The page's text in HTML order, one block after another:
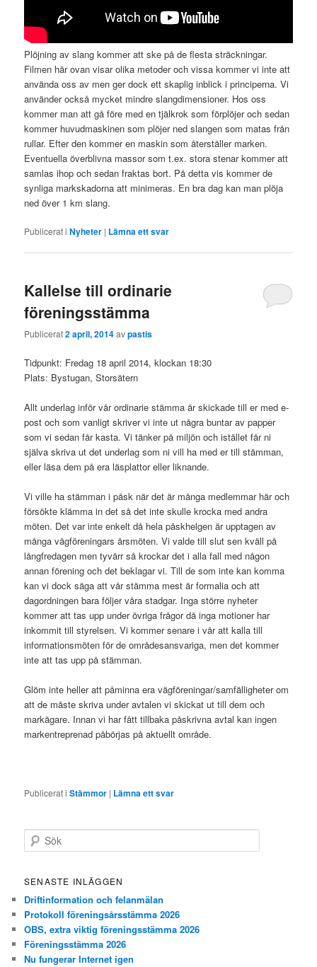
Plöjning av slang kommer att ske på de flesta sträckningar.
Filmen här ovan visar olika metoder och vissa kommer vi inte att
använda oss av men ger dock ett skaplig inblick i principerna. Vi
använder också mycket mindre slangdimensioner. Hos oss
kommer man att gå före med en tjälkrok som förplöjer och sedan
kommer huvudmaskinen som plöjer ned slangen som matas från
rullar. Efter den kommer en maskin som återställer marken.
Eventuella överblivna massor som t.ex. stora stenar kommer att
samlas ihop och sedan fraktas bort. På detta vis kommer de
synliga markskadorna att minimeras. En bra dag kan man plöja
ned över 1 km slang.
Publicerat i Nyheter | Lämna ett svar
Kallelse till ordinarie
föreningsstämma
Publicerat2 april, 2014avpastis
Tidpunkt: Fredag 18 april 2014, klockan 18:30
Plats: Bystugan, Storsätern
Allt underlag inför vår ordinarie stämma är skickade till er med e-
post och som vanligt skriver vi inte ut några buntar av papper
som vi sedan får kasta. Vi tänker på miljön och istället får ni
själva skriva ut det underlag som ni vill ha med er till stämman,
eller läsa dem på era läsplattor eller liknande.
Vi ville ha stämman i påsk när det är många medlemmar här och
försökte klämma in det så det inte skulle krocka med andra
möten. Det var inte enkelt då hela påskhelgen är upptagen av
många vägföreningars årsmöten. Vi valde till slut sen kväll på
långfredagen men tyvärr så krockar det i alla fall med någon
annan förening och det beklagar vi. Till de som inte kan komma
kan vi dock säga att vår stämma mest är formalia och att
dagordningen bara följer våra stadgar. Inga större nyheter
kommer att tas upp under övriga frågor då inga motioner har
inkommit till styrelsen. Vi kommer senare i vår att kalla till
informationsmöten för de områdesansvariga, men det kommer
inte att tas upp på stämman.
Glöm inte heller att påminna era vägföreningar/samfälligheter om
att de måste skriva under avtalen vi skickat ut till dem och
markägare. Innan vi har fått tillbaka påskrivna avtal kan ingen
markentreprenad påbörjas på aktuellt område.
Publicerat i Stämmor | Lämna ett svar
ö
SENASTE INLÄGGEN
Driftinformation och felanmälan
Protokoll föreningsårsstämma 2026
OBS, extra viktig föreningsstämma 2026
Föreningsstämma 2026
Nu fungerar Internet igen